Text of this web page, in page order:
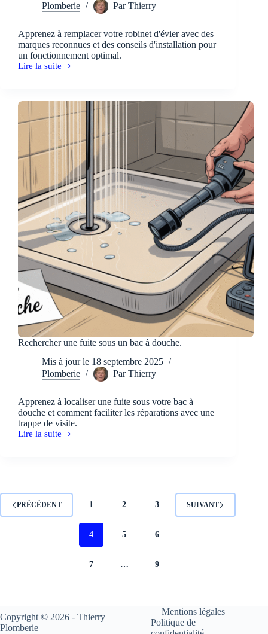
Plomberie
Par Thierry
Apprenez à remplacer votre robinet d'évier avec des
marques reconnues et des conseils d'installation pour
un fonctionnement optimal.
Lire la suite
Remplacement
Rechercher une fuite sous un bac à douche.
Mis à jour le 18 septembre 2025
Plomberie
Par Thierry
Apprenez à localiser une fuite sous votre bac à
douche et comment faciliter les réparations avec une
trappe de visite.
Lire la suite
Rechercher
douche.
PRÉCÉDENT 1 2 3
4 5 6
7 … 9
SUIVANT
Copyright © 2026 - Thierry
Plomberie
Mentions légales
Politique de